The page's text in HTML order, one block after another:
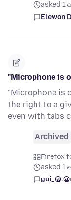
asked 1
Elewon
"Microphone is
"Microphone is
the right to a
even with tabs
Archived
Firefox
asked 1
gui_@.@